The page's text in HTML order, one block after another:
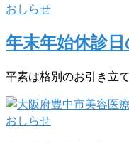
おしらせ
年末年始休診
平素は格別のお引き立
おしらせ